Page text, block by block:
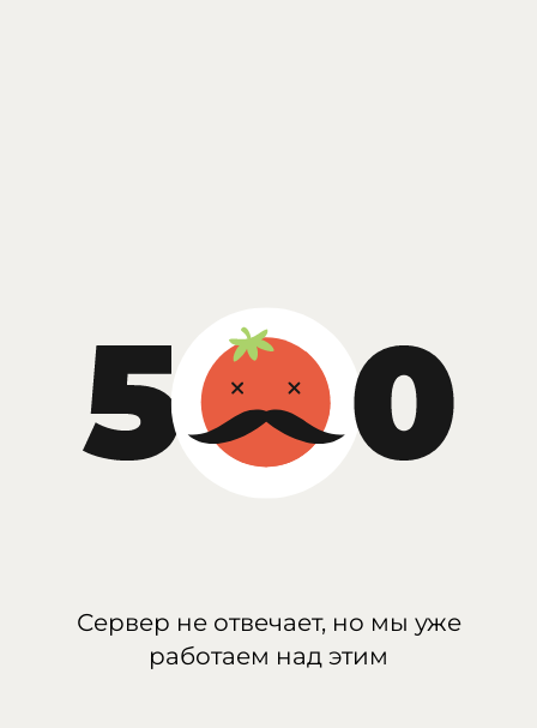
Сервер не отвечает, но мы уже
работаем над этим